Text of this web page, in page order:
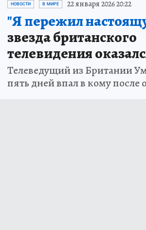
НОВОСТИ В МИРЕ 22 января 2026 20:22
"Я пережил
звезда британского
телевидения
Телеведущий из Британии
пять дней впал в кому после